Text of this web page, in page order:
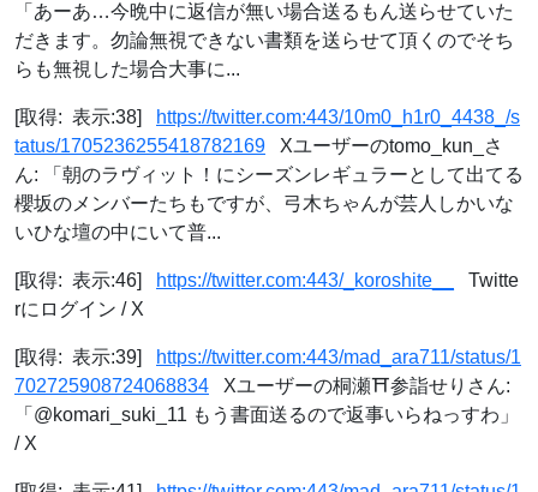
「あーあ…今晩中に返信が無い場合送るもん送らせていた
だきます。勿論無視できない書類を送らせて頂くのでそち
らも無視した場合大事に...
[取得: 表示:38]
https://twitter.com:443/10m0_h1r0_4438_/s
tatus/1705236255418782169 Xユーザーのtomo_kun_さ
ん: 「朝のラヴィット！にシーズンレギュラーとして出てる
櫻坂のメンバーたちもですが、弓木ちゃんが芸人しかいな
いひな壇の中にいて普...
[取得: 表示:46] https://twitter.com:443/_koroshite__
Twitte
rにログイン / X
[取得: 表示:39]
https://twitter.com:443/mad_ara711/status/1
702725908724068834 Xユーザーの桐瀬⛩参詣せりさん:
「@komari_suki_11 もう書面送るので返事いらねっすわ」
/ X